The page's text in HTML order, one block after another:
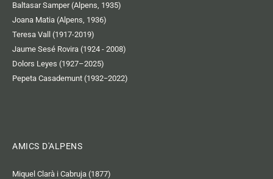
Baltasar Samper (Alpens, 1935)
Joana Matia (Alpens, 1936)
Teresa Vall (1917-2019)
Jaume Sesé Rovira (1924 - 2008)
Dolors Leyes (1927–2025)
Pepeta Casademunt (1932−2022)
AMICS D'ALPENS
Miquel Clarà i Cabruja (1877)